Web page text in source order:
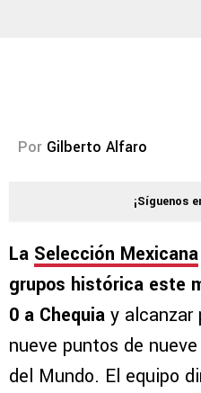
Por Gilberto Alfaro
¡Síguenos
La Selección Mexicana
grupos histórica este
0 a Chequia y alcanzar
nueve puntos de
del Mundo. El equipo